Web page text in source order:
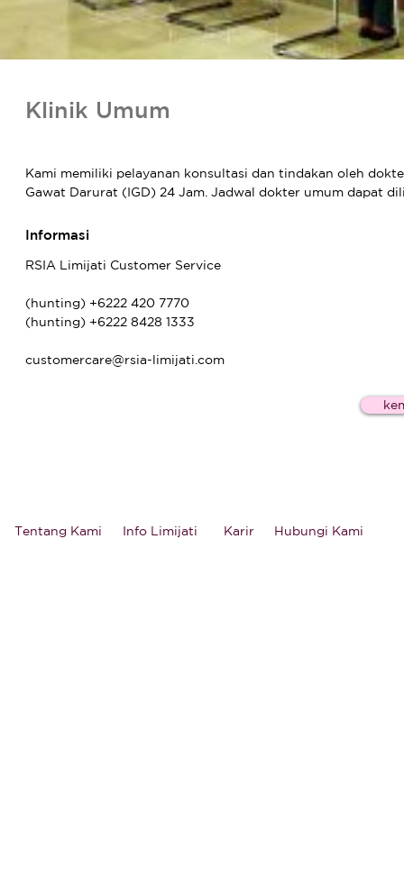
Klinik Umum
Kami memiliki pelayanan konsultasi dan tindakan oleh
Gawat Darurat (IGD) 24 Jam. Jadwal dokter umum dapat
Informasi
RSIA Limijati Customer Service
(hunting) +6222 420 7770
(hunting) +6222 8428 1333
customercare@rsia-limijati.com
Tentang Kami Info Limijati Karir Hubungi Kami